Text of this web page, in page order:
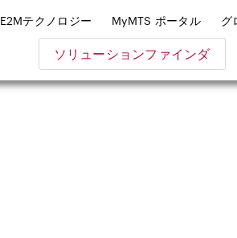
ソリューションファインダ
E2Mテクノロジー MyMTS ポータル グ